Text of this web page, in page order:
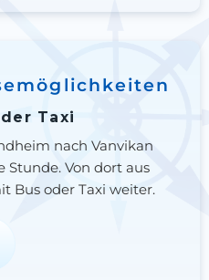
Taxi
nach Vanvikan
Stunde. Von dort aus
Bus oder Taxi weiter.